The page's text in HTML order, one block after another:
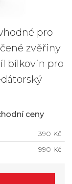
pro
zvěřiny
bílkovin pro
ceny
390 Kč
990 Kč